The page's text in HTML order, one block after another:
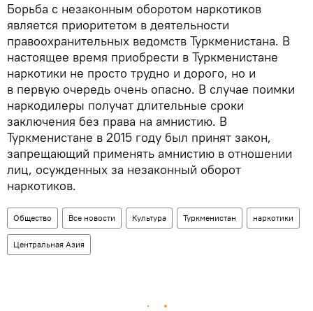
Борьба с незаконным оборотом наркотиков
является приоритетом в деятельности
правоохранительных ведомств Туркменистана. В
настоящее время приобрести в Туркменистане
наркотики не просто трудно и дорого, но и
в первую очередь очень опасно. В случае поимки
наркодилеры получат длительные сроки
заключения без права на амнистию. В
Туркменистане в 2015 году был принят закон,
запрещающий применять амнистию в отношении
лиц, осужденных за незаконный оборот
наркотиков.
Общество Все новости Культура Туркменистан наркотики
Центральная Азия